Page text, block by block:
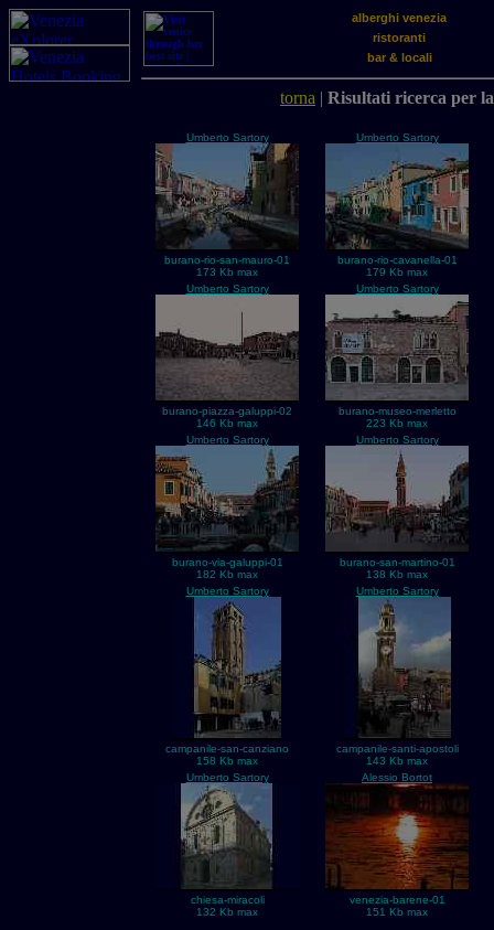
alberghi venezia
ristoranti
bar & locali
torna | Risultati ricerca per
Umberto Sartory
burano-rio-san-mauro-01
173 Kb max
Umberto Sartory
burano-rio-cavanella-01
179 Kb max
Umberto Sartory
burano-piazza-galuppi-02
146 Kb max
Umberto Sartory
burano-museo-merletto
223 Kb max
Umberto Sartory
burano-via-galuppi-01
182 Kb max
Umberto Sartory
burano-san-martino-01
138 Kb max
Umberto Sartory
campanile-san-canziano
158 Kb max
Umberto Sartory
campanile-santi-apostoli
143 Kb max
Umberto Sartory
chiesa-miracoli
132 Kb max
Alessio Bortot
venezia-barene-01
151 Kb max